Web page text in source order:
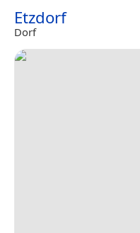
Etzdorf
Dorf